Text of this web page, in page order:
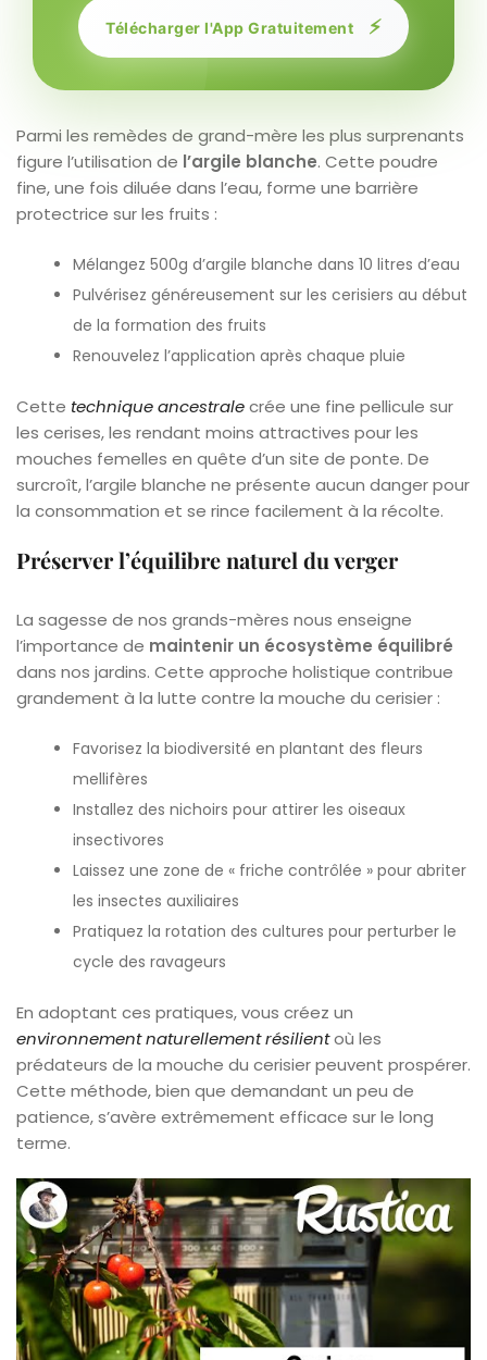
Télécharger l'App Gratuitement ⚡
Parmi les remèdes de grand-mère les plus surprenants
figure l’utilisation de l’argile blanche. Cette poudre
fine, une fois diluée dans l’eau, forme une barrière
protectrice sur les fruits :
Mélangez 500g d’argile blanche dans 10 litres d’eau
Pulvérisez généreusement sur les cerisiers au début
de la formation des fruits
Renouvelez l’application après chaque pluie
Cette technique ancestralecrée une fine pellicule sur
les cerises, les rendant moins attractives pour les
mouches femelles en quête d’un site de ponte. De
surcroît, l’argile blanche ne présente aucun danger pour
la consommation et se rince facilement à la récolte.
Préserver l’équilibre naturel du verger
La sagesse de nos grands-mères nous enseigne
l’importance de maintenir un écosystème équilibré
dans nos jardins. Cette approche holistique contribue
grandement à la lutte contre la mouche du cerisier :
Favorisez la biodiversité en plantant des fleurs
mellifères
Installez des nichoirs pour attirer les oiseaux
insectivores
Laissez une zone de « friche contrôlée » pour abriter
les insectes auxiliaires
Pratiquez la rotation des cultures pour perturber le
cycle des ravageurs
En adoptant ces pratiques, vous créez un
environnement naturellement résilientoù les
prédateurs de la mouche du cerisier peuvent prospérer.
Cette méthode, bien que demandant un peu de
patience, s’avère extrêmement efficace sur le long
terme.